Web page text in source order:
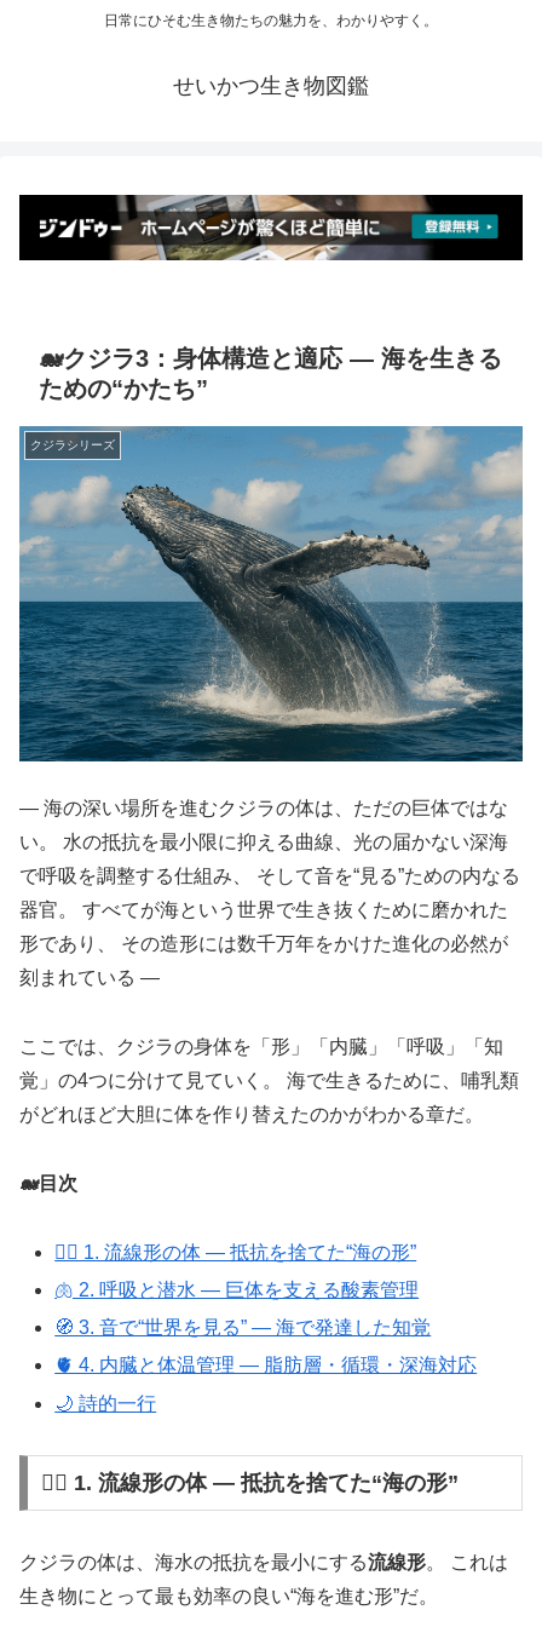
日常にひそむ生き物たちの魅力を、わかりやすく。
せいかつ生き物図鑑
🐋クジラ3：身体構造と適応 ― 海を生きる
ための“かたち”
クジラシリーズ
― 海の深い場所を進むクジラの体は、ただの巨体ではな
い。 水の抵抗を最小限に抑える曲線、光の届かない深海
で呼吸を調整する仕組み、 そして音を“見る”ための内なる
器官。 すべてが海という世界で生き抜くために磨かれた
形であり、 その造形には数千万年をかけた進化の必然が
刻まれている ―
ここでは、クジラの身体を「形」「内臓」「呼吸」「知
覚」の4つに分けて見ていく。 海で生きるために、哺乳類
がどれほど大胆に体を作り替えたのかがわかる章だ。
🐋目次
🏊‍♂️ 1. 流線形の体 ― 抵抗を捨てた“海の形”
🫁 2. 呼吸と潜水 ― 巨体を支える酸素管理
🧭 3. 音で“世界を見る” ― 海で発達した知覚
🫀 4. 内臓と体温管理 ― 脂肪層・循環・深海対応
🌙 詩的一行
🏊‍♂️ 1. 流線形の体 ― 抵抗を捨てた“海の形”
クジラの体は、海水の抵抗を最小にする流線形。 これは
生き物にとって最も効率の良い“海を進む形”だ。